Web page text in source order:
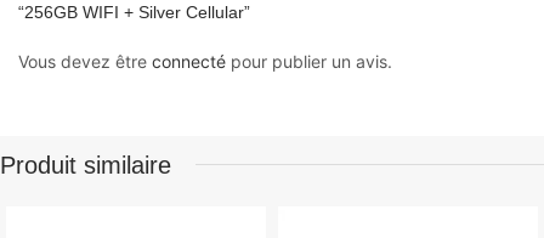
“256GB WIFI + Silver Cellular”
Vous devez être connecté pour publier un avis.
Produit similaire